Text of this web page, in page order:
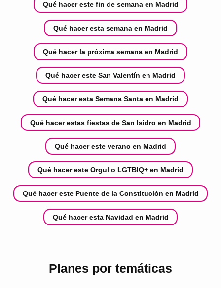
Qué hacer este fin de semana en Madrid
Qué hacer esta semana en Madrid
Qué hacer la próxima semana en Madrid
Qué hacer este San Valentín en Madrid
Qué hacer esta Semana Santa en Madrid
Qué hacer estas fiestas de San Isidro en Madrid
Qué hacer este verano en Madrid
Qué hacer este Orgullo LGTBIQ+ en Madrid
Qué hacer este Puente de la Constitución en Madrid
Qué hacer esta Navidad en Madrid
Planes por temáticas